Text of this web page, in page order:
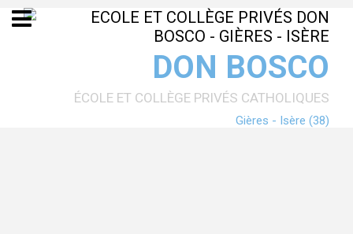
DON BOSCO
ÉCOLE ET COLLÈGE PRIVÉS CATHOLIQUES
Gières - Isère (38)